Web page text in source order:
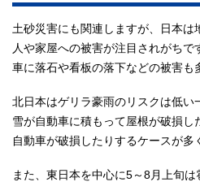
土砂災害にも関連しますが、日本
人や家屋への被害が注目されがち
車に落石や看板の落下などの被害も
北日本はゲリラ豪雨のリスクは低い
雪が自動車に積もって屋根が破損し
自動車が破損したりするケースが多
また、東日本を中心に5～8月上旬